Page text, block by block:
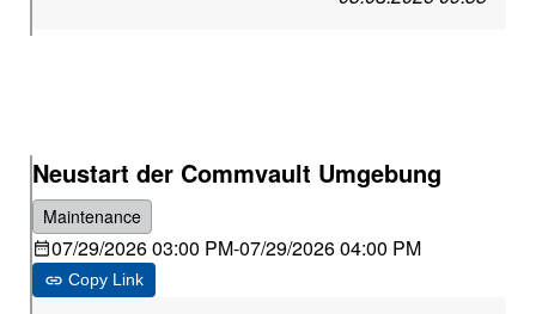
Neustart der Commvault Umgebung
Maintenance
07/29/2026 03:00 PM-07/29/2026 04:00 PM
Copy Link